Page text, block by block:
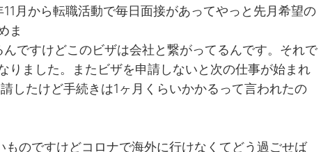
月から転職活動で毎日面接があってやっと先月希望の
ま
ですけどこのビザは会社と繋がってるんです。それで
りました。またビザを申請しないと次の仕事が始まれ
したけど手続きは1ヶ月くらいかかるって言われたの
のですけどコロナで海外に行けなくてどう過ごせば